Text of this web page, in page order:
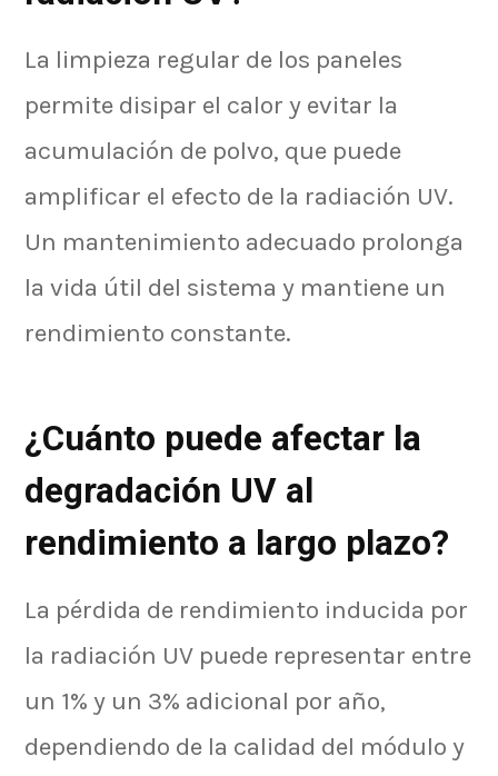
La limpieza regular de los paneles
permite disipar el calor y evitar la
acumulación de polvo, que puede
amplificar el efecto de la radiación UV.
Un mantenimiento adecuado prolonga
la vida útil del sistema y mantiene un
rendimiento constante.
¿Cuánto puede afectar la
degradación UV al
rendimiento a largo plazo?
La pérdida de rendimiento inducida por
la radiación UV puede representar entre
un 1% y un 3% adicional por año,
dependiendo de la calidad del módulo y